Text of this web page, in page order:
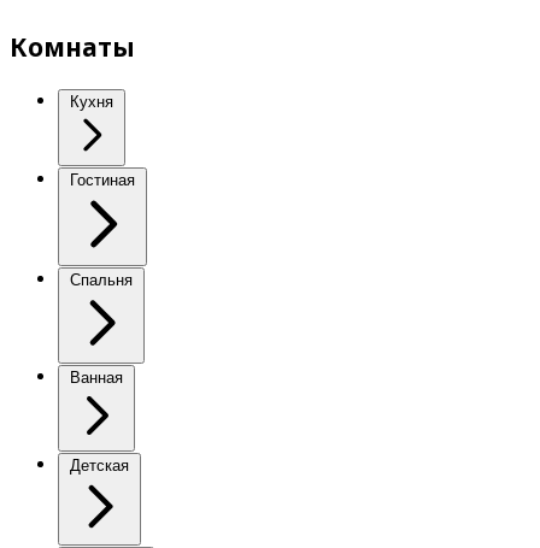
Комнаты
Кухня
Гостиная
Спальня
Ванная
Детская